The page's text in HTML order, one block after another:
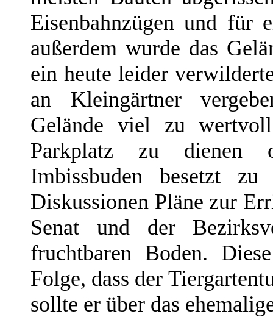
Eisenbahnzügen und für
außerdem wurde das
ein heute leider
an Kleingärtner
Gelände viel zu
Parkplatz zu dienen
Imbissbuden besetzt
Diskussionen Pläne zur
Senat und der
fruchtbaren Boden.
Folge, dass der
sollte er über das